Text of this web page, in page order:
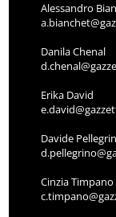
Alessandro
Danila Chenal
Erika David
Davide
Cinzia Timpano